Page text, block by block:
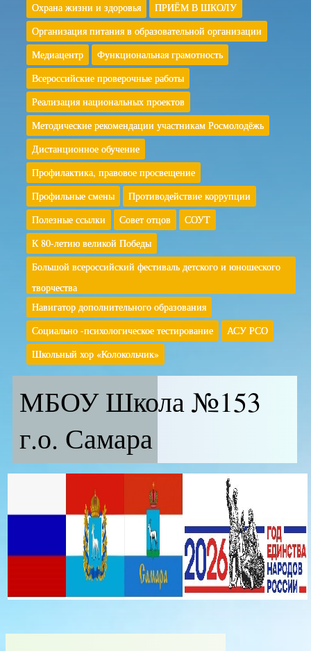
Охрана жизни и здоровья
ПРИЁМ В ШКОЛУ
Организация питания в образовательной организации
Медиацентр
Функциональная грамотность
Всероссийские проверочные работы
Реализация национальных проектов
Методические рекомендации участникам Росмолодёжь
Дистанционное обучение
Профилактика, правовое просвещение
Профильные смены
Противодействие коррупции
Полезные ссылки
Совет отцов
СОУТ
К 80-летию великой Победы
Большой всероссийский фестиваль детского и юношеского
творчества
Навигатор дополнительного образования
Социально -психологическое тестирование
АСУ РСО
Школьный хор «Колокольчик»
МБОУ Школа №153
г.о. Самара